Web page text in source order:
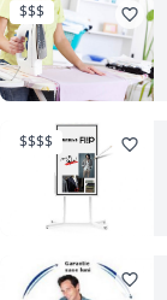
$$$
$$$$